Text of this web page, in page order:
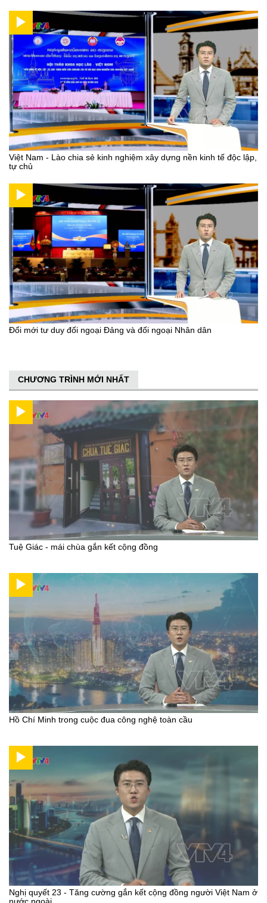
Việt Nam - Lào chia sẻ kinh nghiệm xây dựng nền kinh tế độc lập,
tự chủ
Đổi mới tư duy đối ngoại Đảng và đối ngoại Nhân dân
CHƯƠNG TRÌNH MỚI NHẤT
Tuệ Giác - mái chùa gắn kết cộng đồng
Hồ Chí Minh trong cuộc đua công nghệ toàn cầu
Nghị quyết 23 - Tăng cường gắn kết cộng đồng người Việt Nam ở